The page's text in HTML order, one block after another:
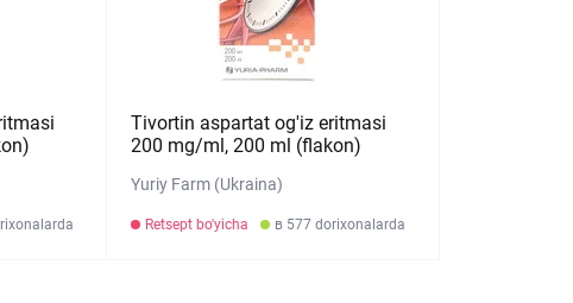
Tivortin aspartat og'iz eritmasi
200 mg/ml, 200 ml (flakon)
Yuriy Farm (Ukraina)
Retsept bo'yicha в 577 dorixonalarda